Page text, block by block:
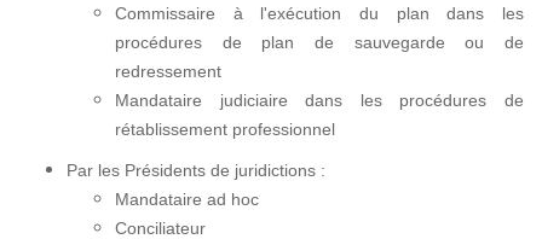
Commissaire à l'exécution du plan dans les
procédures de plan de sauvegarde ou de
redressement
Mandataire judiciaire dans les procédures de
rétablissement professionnel
Par les Présidents de juridictions :
Mandataire ad hoc
Conciliateur